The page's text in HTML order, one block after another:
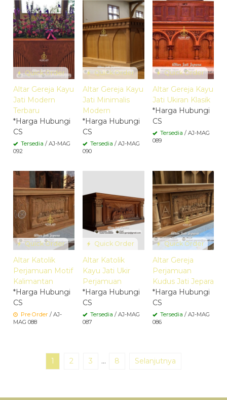
Quick Order
Altar Gereja Kayu
Jati Modern
Terbaru
*Harga Hubungi
CS
Tersedia / AJ-MAG
092
Quick Order
Altar Gereja Kayu
Jati Minimalis
Modern
*Harga Hubungi
CS
Tersedia / AJ-MAG
090
Quick Order
Altar Gereja Kayu
Jati Ukiran Klasik
*Harga Hubungi
CS
Tersedia / AJ-MAG
089
Quick Order
Altar Katolik
Perjamuan Motif
Kalimantan
*Harga Hubungi
CS
Pre Order / AJ-
MAG 088
Quick Order
Altar Katolik
Kayu Jati Ukir
Perjamuan
*Harga Hubungi
CS
Tersedia / AJ-MAG
087
Quick Order
Altar Gereja
Perjamuan
Kudus Jati Jepara
*Harga Hubungi
CS
Tersedia / AJ-MAG
086
1 2 3 … 8 Selanjutnya